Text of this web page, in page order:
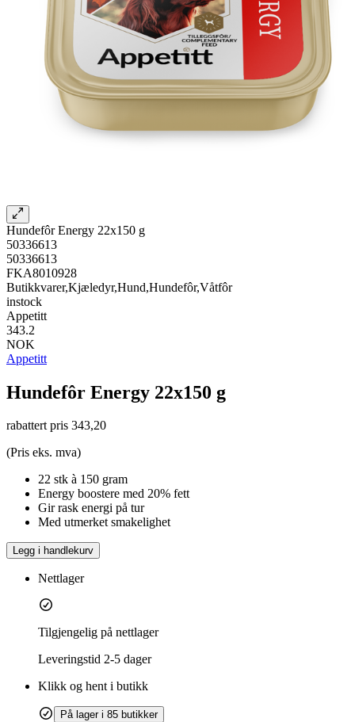
Hundefôr Energy 22x150 g
50336613
50336613
FKA8010928
Butikkvarer,Kjæledyr,Hund,Hundefôr,Våtfôr
instock
Appetitt
343.2
NOK
Appetitt
Hundefôr Energy 22x150 g
rabattert pris 343,20
(Pris eks. mva)
22 stk à 150 gram
Energy boostere med 20% fett
Gir rask energi på tur
Med utmerket smakelighet
Legg i handlekurv
Nettlager
Tilgjengelig på nettlager
Leveringstid 2-5 dager
Klikk og hent i butikk
På lager i 85 butikker